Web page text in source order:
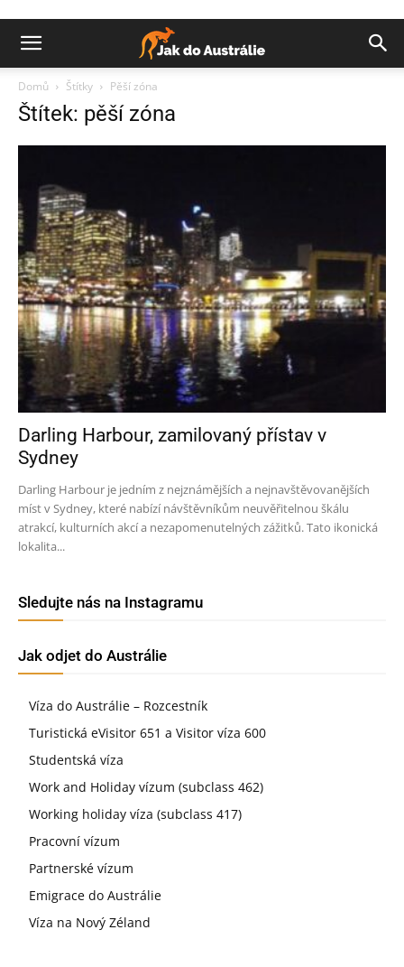
Domů Štítky Pěší zóna
Štítek: pěší zóna
Darling Harbour, zamilovaný přístav v
Sydney
Darling Harbour je jedním z nejznámějších a nejnavštěvovanějších
míst v Sydney, které nabízí návštěvníkům neuvěřitelnou škálu
atrakcí, kulturních akcí a nezapomenutelných zážitků. Tato ikonická
lokalita...
Sledujte nás na Instagramu
Jak odjet do Austrálie
Víza do Austrálie – Rozcestník
Turistická eVisitor 651 a Visitor víza 600
Studentská víza
Work and Holiday vízum (subclass 462)
Working holiday víza (subclass 417)
Pracovní vízum
Partnerské vízum
Emigrace do Austrálie
Víza na Nový Zéland